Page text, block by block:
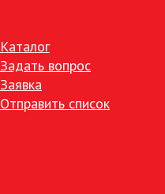
ЗАЯВКА
Каталог
Задать вопрос
Заявка
Отправить список